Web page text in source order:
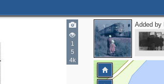
1
5
4k
Added by